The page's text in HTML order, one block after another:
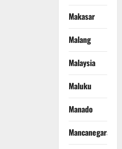
Makasar
Malang
Malaysia
Maluku
Manado
Mancanegara